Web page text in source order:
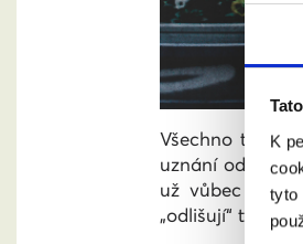
K
tyto
Všechno to
uznání od
už vůbec o
„odlišují“ třeba